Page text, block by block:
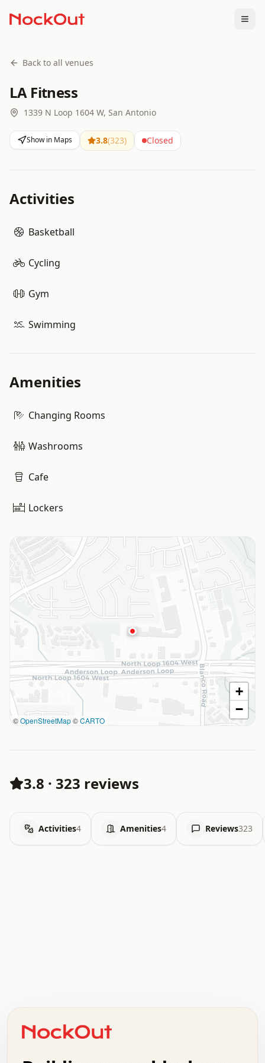
Back to all venues
LA Fitness
1339 N Loop 1604 W, San Antonio
Show in Maps 3.8(323) Closed
Activities
Basketball
Cycling
Gym
Swimming
Amenities
Changing Rooms
Washrooms
Cafe
Lockers
©OpenStreetMap©CARTO
+
−
3.8 · 323 reviews
Activities4 Amenities4 Reviews323
+   .   .   .   .   .   .   .   .   .   +   .   .